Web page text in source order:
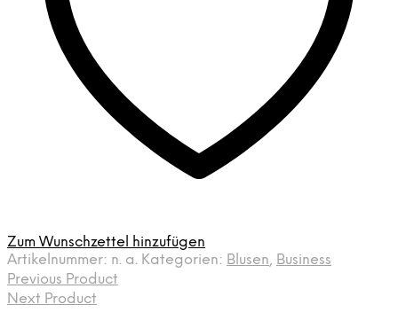
Zum Wunschzettel hinzufügen
Artikelnummer: n. a. Kategorien: Blusen, Business
Previous Product
Next Product